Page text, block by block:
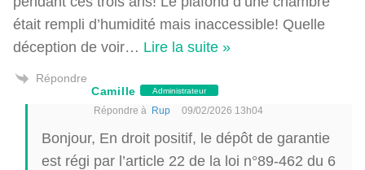
était rempli d’humidité mais inaccessible! Quelle
déception de voir… Lire la suite »
Répondre
Camille
Administrateur
Répondre à Rup 09/02/2026 13h04
Bonjour, En droit positif, le dépôt de garantie
est régi par l’article 22 de la loi n°89-462 du 6